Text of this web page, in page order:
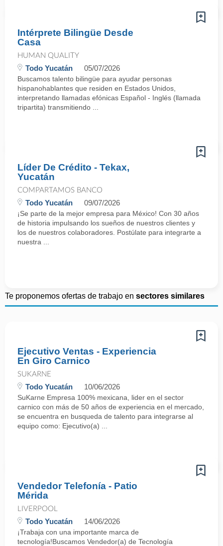
Intérprete Bilingüe Desde
Casa
HUMAN QUALITY
Todo Yucatán 05/07/2026
Buscamos talento bilingüe para ayudar personas
hispanohablantes que residen en Estados Unidos,
interpretando llamadas efónicas Español - Inglés (llamada
tripartita) transmitiendo ...
Líder De Crédito - Tekax,
Yucatán
COMPARTAMOS BANCO
Todo Yucatán 09/07/2026
¡Se parte de la mejor empresa para México! Con 30 años
de historia impulsando los sueños de nuestros clientes y
los de nuestros colaboradores. Postúlate para integrarte a
nuestra ...
Te proponemos ofertas de trabajo en sectores similares
Ejecutivo Ventas - Experiencia
En Giro Carnico
SUKARNE
Todo Yucatán 10/06/2026
SuKarne Empresa 100% mexicana, lider en el sector
carnico con más de 50 años de experiencia en el mercado,
se encuentra en busqueda de talento para integrarse al
equipo como: Ejecutivo(a) ...
Vendedor Telefonía - Patio
Mérida
LIVERPOOL
Todo Yucatán 14/06/2026
¡Trabaja con una importante marca de
tecnología!Buscamos Vendedor(a) de Tecnología